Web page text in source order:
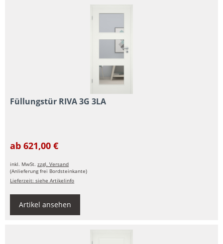
Füllungstür RIVA 3G 3LA
ab 621,00 €
inkl. MwSt.zzgl. Versand
(Anlieferung frei Bordsteinkante)
Lieferzeit: siehe Artikelinfo
Artikel ansehen